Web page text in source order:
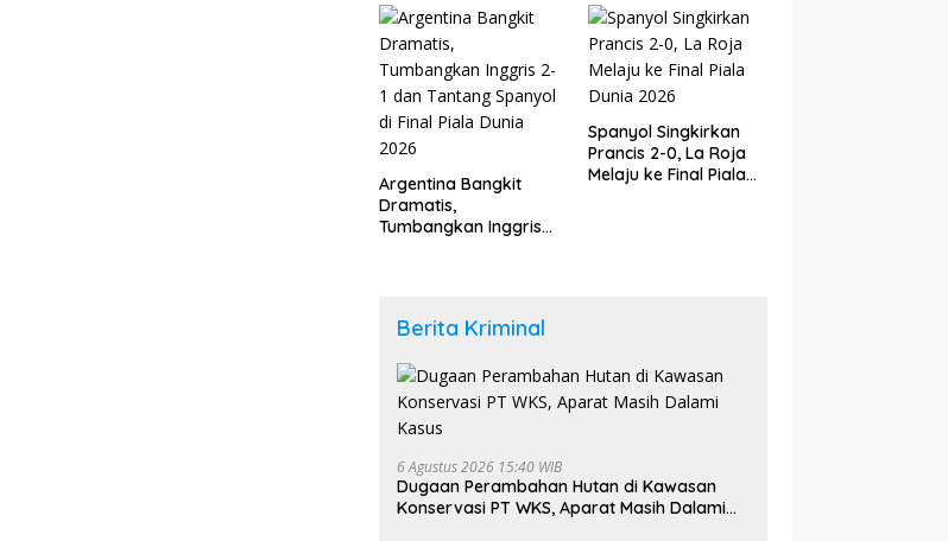
2026
Argentina Bangkit
Dramatis,
Tumbangkan Inggris
Spanyol Singkirkan
Prancis 2-0, La Roja
Melaju ke Final Piala
Berita Kriminal
6 Agustus 2026 15:40 WIB
Dugaan Perambahan Hutan di Kawasan
Konservasi PT WKS, Aparat Masih Dalami